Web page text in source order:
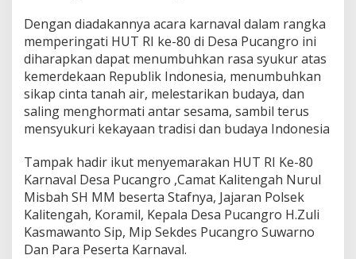
Dengan diadakannya acara karnaval dalam rangka
memperingati HUT RI ke-80 di Desa Pucangro ini
diharapkan dapat menumbuhkan rasa syukur atas
kemerdekaan Republik Indonesia, menumbuhkan
sikap cinta tanah air, melestarikan budaya, dan
saling menghormati antar sesama, sambil terus
mensyukuri kekayaan tradisi dan budaya Indonesia
Tampak hadir ikut menyemarakan HUT RI Ke-80
Karnaval Desa Pucangro ,Camat Kalitengah Nurul
Misbah SH MM beserta Stafnya, Jajaran Polsek
Kalitengah, Koramil, Kepala Desa Pucangro H.Zuli
Kasmawanto Sip, Mip Sekdes Pucangro Suwarno
Dan Para Peserta Karnaval.